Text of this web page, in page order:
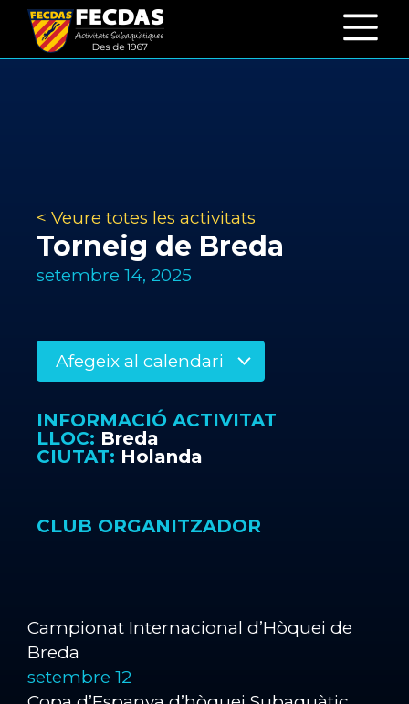
< Veure totes les activitats
Torneig de Breda
setembre 14, 2025
Afegeix al calendari
INFORMACIÓ ACTIVITAT
LLOC: Breda
CIUTAT: Holanda
CLUB ORGANITZADOR
Campionat Internacional d’Hòquei de
Breda
setembre 12